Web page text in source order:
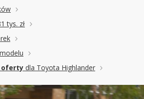
tys. zł
oferty dla Toyota Highlander